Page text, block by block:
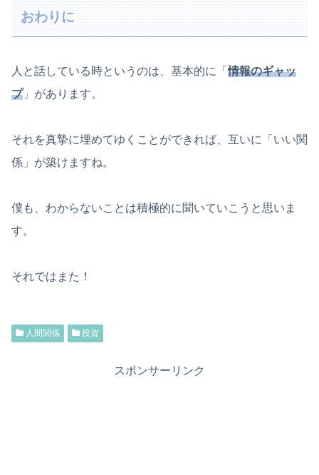
おわりに
人と話している時というのは、基本的に「情報のギャッ
プ」があります。
それを真摯に埋めてゆくことができれば、互いに「いい関
係」が築けますね。
僕も、わからないことは積極的に聞いていこうと思いま
す。
それではまた！
人間関係 投資
スポンサーリンク